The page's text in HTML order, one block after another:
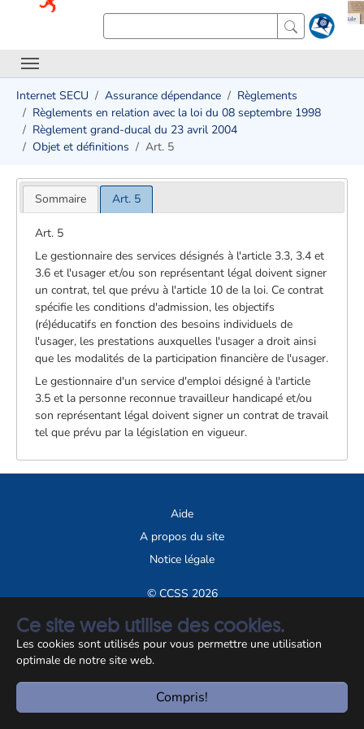
Ce site web utilise des cookies.
Les cookies sont utilisés pour vous permettre une utilisation
optimale de notre site web.
Compris!
Internet SECU Assurance dépendance
Règlements
Règlements en relation avec la loi du 08 septembre 1998
Règlement grand-ducal du 23 avril 2004
Objet et définitions
Art. 5
Sommaire Art. 5
Art. 5
Le gestionnaire des services désignés à l'article 3.3, 3.4 et
3.6 et l'usager et/ou son représentant légal doivent signer
un contrat, tel que prévu à l'article 10 de la loi. Ce contrat
spécifie les conditions d'admission, les objectifs
(ré)éducatifs en fonction des besoins individuels de
l'usager, les prestations auxquelles l'usager a droit ainsi
que les modalités de la participation financière de l'usager.
Le gestionnaire d'un service d'emploi désigné à l'article
3.5 et la personne reconnue travailleur handicapé et/ou
son représentant légal doivent signer un contrat de travail
tel que prévu par la législation en vigueur.
Aide
A propos du site
Notice légale
© CCSS 2026